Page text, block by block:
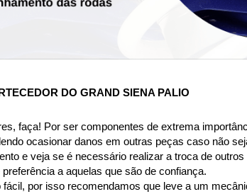
DO GRAND SIENA PALIO
faça! Por ser componentes de extrema
ocasionar danos em outras peças caso não
e veja se é necessário realizar a troca de
a aquelas que são de confiança.
por isso recomendamos que leve a um